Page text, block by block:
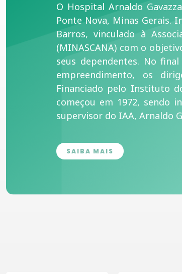
O Hospital Arnaldo
Ponte Nova, Minas
Barros, vinculado à
(MINASCANA) com o
seus dependentes. No
empreendimento, os
Financiado pelo Instituto
começou em 1972, sendo
supervisor do IAA, Arnaldo
SAIBA MAIS